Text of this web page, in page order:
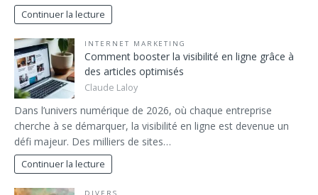
Continuer la lecture
INTERNET MARKETING
Comment booster la visibilité en ligne grâce à
des articles optimisés
Claude Laloy
Dans l’univers numérique de 2026, où chaque entreprise
cherche à se démarquer, la visibilité en ligne est devenue un
défi majeur. Des milliers de sites…
Continuer la lecture